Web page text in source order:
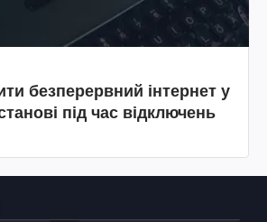
безперервний інтернет у
під час відключень